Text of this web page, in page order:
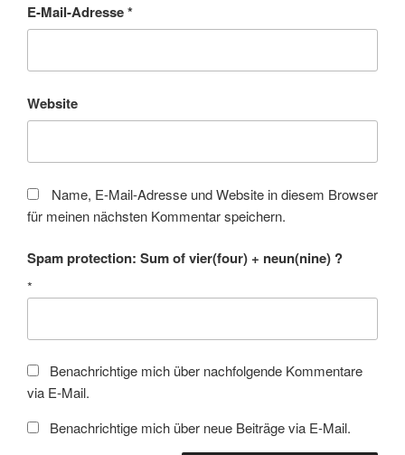
E-Mail-Adresse*
Website
Name, E-Mail-Adresse und Website in diesem Browser
für meinen nächsten Kommentar speichern.
Spam protection: Sum of vier(four) + neun(nine) ?
*
Benachrichtige mich über nachfolgende Kommentare
via E-Mail.
Benachrichtige mich über neue Beiträge via E-Mail.